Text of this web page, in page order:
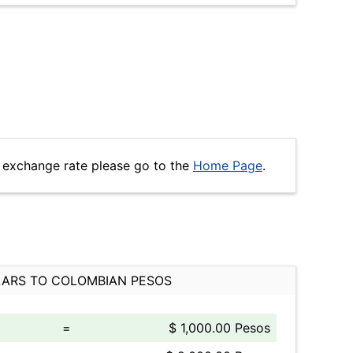
rate please go to the Home Page.
TO COLOMBIAN PESOS
=
$ 1,000.00 Pesos